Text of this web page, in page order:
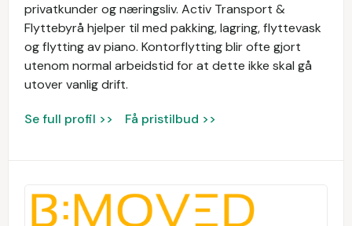
privatkunder og næringsliv. Activ Transport &
Flyttebyrå hjelper til med pakking, lagring, flyttevask
og flytting av piano. Kontorflytting blir ofte gjort
utenom normal arbeidstid for at dette ikke skal gå
utover vanlig drift.
Se full profil >> Få pristilbud >>